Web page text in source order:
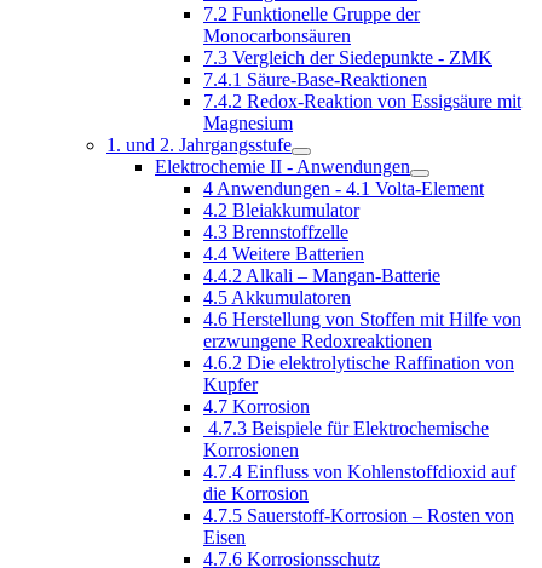
7.2 Funktionelle Gruppe der
Monocarbonsäuren
7.3 Vergleich der Siedepunkte - ZMK
7.4.1 Säure-Base-Reaktionen
7.4.2 Redox-Reaktion von Essigsäure mit
Magnesium
1. und 2. Jahrgangsstufe
Elektrochemie II - Anwendungen
4 Anwendungen - 4.1 Volta-Element
4.2 Bleiakkumulator
4.3 Brennstoffzelle
4.4 Weitere Batterien
4.4.2 Alkali – Mangan-Batterie
4.5 Akkumulatoren
4.6 Herstellung von Stoffen mit Hilfe von
erzwungene Redoxreaktionen
4.6.2 Die elektrolytische Raffination von
Kupfer
4.7 Korrosion
4.7.3 Beispiele für Elektrochemische
Korrosionen
4.7.4 Einfluss von Kohlenstoffdioxid auf
die Korrosion
4.7.5 Sauerstoff-Korrosion – Rosten von
Eisen
4.7.6 Korrosionsschutz